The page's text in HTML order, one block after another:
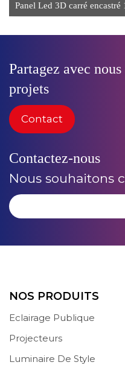
Panel Led 3D carré encastré
Partagez avec
projets
Contact
Contactez-nous
Nous souhaitons
NOS PRODUITS
Eclairage Publique
Projecteurs
Luminaire De Style